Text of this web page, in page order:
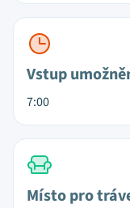
Vstup
7:00
Místo pro